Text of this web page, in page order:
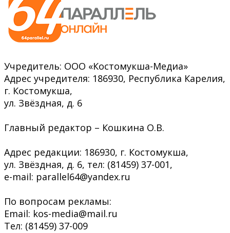
Учредитель: ООО «Костомукша-Медиа»
Адрес учредителя: 186930, Республика Карелия,
г. Костомукша,
ул. Звёздная, д. 6
Главный редактор – Кошкина О.В.
Адрес редакции: 186930, г. Костомукша,
ул. Звёздная, д. 6, тел: (81459) 37-001,
e-mail: parallel64@yandex.ru
По вопросам рекламы:
Email: kos-media@mail.ru
Тел: (81459) 37-009